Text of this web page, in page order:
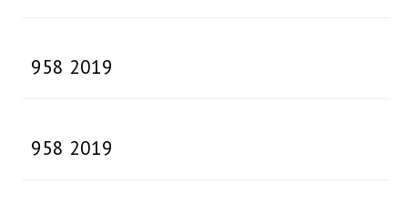
958 2019
958 2019